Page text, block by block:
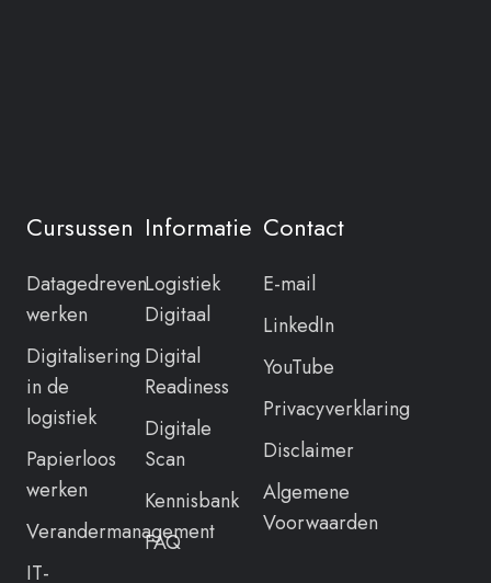
Cursussen
Datagedreven
werken
Digitalisering
in de
logistiek
Papierloos
werken
Verandermanagement
IT-
Informatie
Logistiek
Digitaal
Digital
Readiness
Digitale
Scan
Kennisbank
FAQ
Contact
E-mail
LinkedIn
YouTube
Privacyverklaring
Disclaimer
Algemene
Voorwaarden